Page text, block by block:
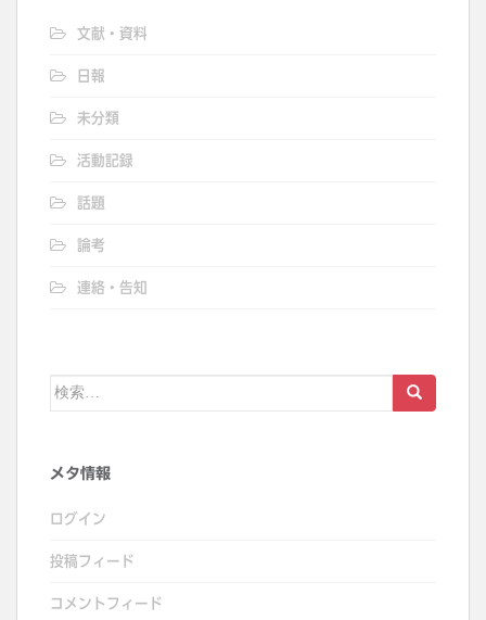
文献・資料
日報
未分類
活動記録
話題
論考
連絡・告知
検
メタ情報
ログイン
投稿フィード
コメントフィード